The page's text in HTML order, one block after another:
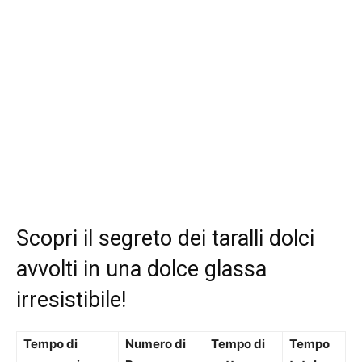
Scopri il segreto dei taralli dolci
avvolti in una dolce glassa
irresistibile!
Tempo di
Numero di
Tempo di
Tempo